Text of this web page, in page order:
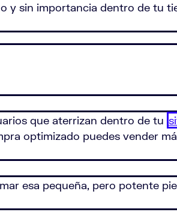
sin importancia dentro de tu
que aterrizan dentro de tu
optimizado puedes vender
esa pequeña, pero potente